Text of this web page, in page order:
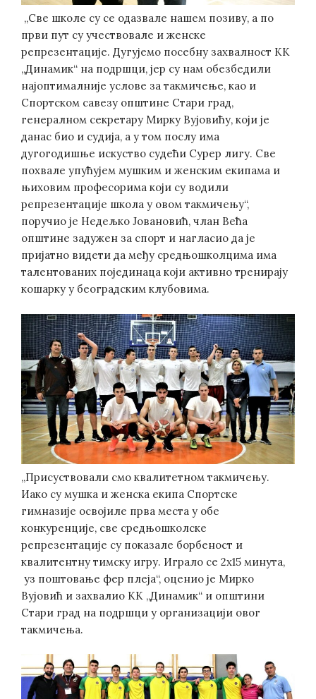
„Све школе су се одазвале нашем позиву, а по
први пут су учествовале и женске
репрезентације. Дугујемо посебну захвалност КК
„Динамик“ на подршци, јер су нам обезбедили
најоптималније услове за такмичење, као и
Спортском савезу општине Стари град,
генералном секретару Мирку Вујовићу, који је
данас био и судија, а у том послу има
дугогодишње искуство судећи Сурер лигу. Све
похвале упућујем мушким и женским екипама и
њиховим професорима који су водили
репрезентације школа у овом такмичењу“,
поручио је Недељко Јовановић, члан Већа
општине задужен за спорт и нагласио да је
пријатно видети да међу средњошколцима има
талентованих појединаца који активно тренирају
кошарку у београдским клубовима.
„Присуствовали смо квалитетном такмичењу.
Иако су мушка и женска екипа Спортске
гимназије освојиле прва места у обе
конкуренције, све средњошколске
репрезентације су показале борбеност и
квалитентну тимску игру. Играло се 2х15 минута,
уз поштовање фер плеја“, оценио је Мирко
Вујовић и захвалио КК „Динамик“ и општини
Стари град на подршци у организацији овог
такмичења.